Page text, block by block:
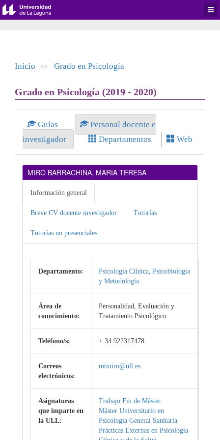
Inicio >> Grado en Psicología
Grado en Psicología (2019 - 2020)
Guías
Personal docente e
investigador
Departamentos Web
MIRO BARRACHINA, MARIA TERESA
Información general
Breve CV docente investigador Tutorías
Tutorías no presenciales
Departamento:
Psicología Clínica, Psicobiología
y Metodología
Área de
conocimiento:
Personalidad, Evaluación y
Tratamiento Psicológico
Teléfono/s: + 34 922317478
Correos
electrónicos:
mtmiro@ull.es
Asignaturas
que imparte en
la ULL:
Trabajo Fin de Máster
Máster Universitario en
Psicología General Sanitaria
Prácticas Externas en Psicología